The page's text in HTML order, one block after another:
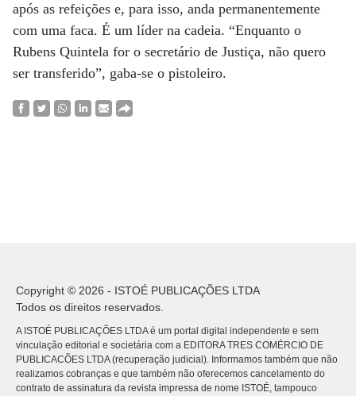
após as refeições e, para isso, anda permanentemente
com uma faca. É um líder na cadeia. “Enquanto o
Rubens Quintela for o secretário de Justiça, não quero
ser transferido”, gaba-se o pistoleiro.
Copyright © 2026 - ISTOÉ PUBLICAÇÕES LTDA
Todos os direitos reservados.
A ISTOÉ PUBLICAÇÕES LTDA é um portal digital independente e sem
vinculação editorial e societária com a EDITORA TRES COMÉRCIO DE
PUBLICACÕES LTDA (recuperação judicial). Informamos também que não
realizamos cobranças e que também não oferecemos cancelamento do
contrato de assinatura da revista impressa de nome ISTOÉ, tampouco